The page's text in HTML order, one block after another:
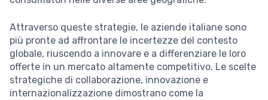
Attraverso queste strategie, le aziende italiane sono
più pronte ad affrontare le incertezze del contesto
globale, riuscendo a innovare e a differenziare le loro
offerte in un mercato altamente competitivo. Le scelte
strategiche di collaborazione, innovazione e
internazionalizzazione dimostrano come la